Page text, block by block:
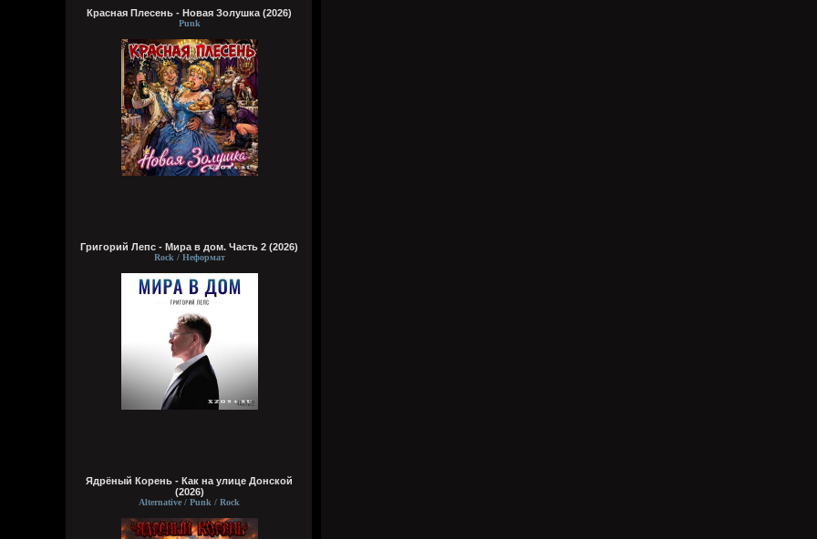
Красная Плесень - Новая Золушка (2026)
Punk
Григорий Лепс - Мира в дом. Часть 2 (2026)
Rock / Неформат
Ядрёный Корень - Как на улице Донской
(2026)
Alternative / Punk / Rock